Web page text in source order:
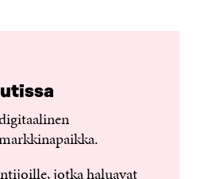
jotka haluavat